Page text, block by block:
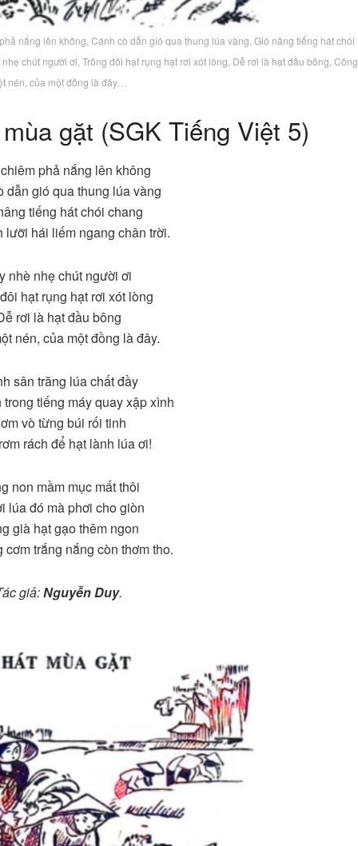
nắng lên không, Cánh cò dẫn gió qua thung lúa vàng, Gió nâng tiếng hát chói
chút người ơi, Trông đôi hạt rụng hạt rơi xót lòng, Dễ rơi là hạt đầu bông, Công
nén, của một đồng là đây…
gặt (SGK Tiếng Việt 5)
phả nắng lên không
dẫn gió qua thung lúa vàng
tiếng hát chói chang
lưỡi hái liếm ngang chân trời.
nhè nhẹ chút người ơi
hạt rụng hạt rơi xót lòng
rơi là hạt đầu bông
nén, của một đồng là đây.
sân trăng lúa chất đầy
trong tiếng máy quay xập xình
vò từng búi rối tinh
rách để hạt lành lúa ơi!
non mầm mục mất thôi
lúa đó mà phơi cho giòn
già hạt gạo thêm ngon
cơm trắng nắng còn thơm tho.
giả:Nguyễn Duy.